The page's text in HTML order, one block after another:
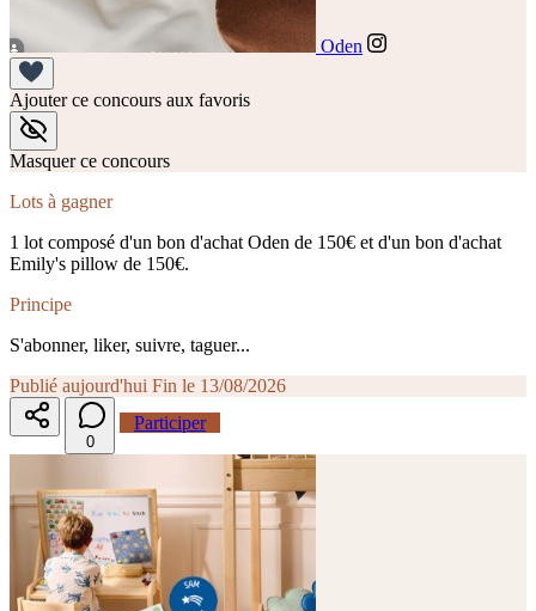
Oden
Ajouter ce concours aux favoris
Masquer ce concours
Lots à gagner
1 lot composé d'un bon d'achat Oden de 150€ et d'un bon d'achat
Emily's pillow de 150€.
Principe
S'abonner, liker, suivre, taguer...
Publié aujourd'hui Fin le 13/08/2026
0
Participer